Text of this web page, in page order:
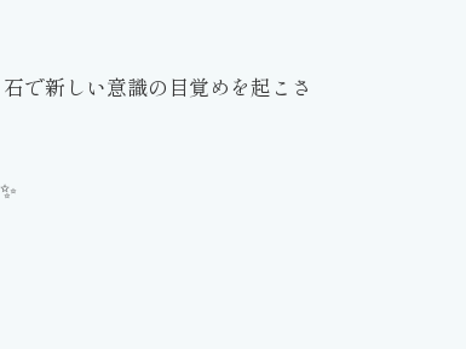
で新しい意識の目覚めを起こさ